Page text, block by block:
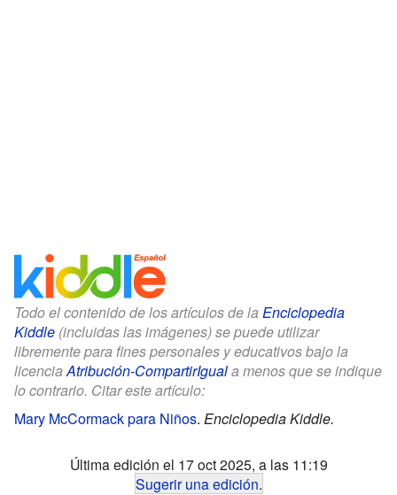
Todo el contenido de los artículos de la Enciclopedia
Kiddle (incluidas las imágenes) se puede utilizar
libremente para fines personales y educativos bajo la
licenciaAtribución-CompartirIguala menos que se indique
lo contrario. Citar este artículo:
Mary McCormack para Niños. Enciclopedia Kiddle.
Última edición el 17 oct 2025, a las 11:19
Sugerir una edición.